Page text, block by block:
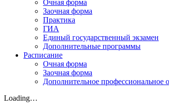
Очная форма
Заочная форма
Практика
ГИА
Единый государственный экзамен
Дополнительные программы
Расписание
Очная форма
Заочная форма
Дополнительное профессиональное
Loading…